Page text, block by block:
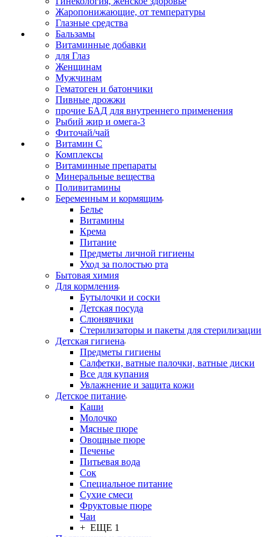
Жаропонижающие, от температуры
Глазные средства
Бальзамы
Витаминные добавки
для Глаз
Женщинам
Мужчинам
Гематоген и батончики
Пивные дрожжи
прочие БАД для внутреннего применения
Рыбий жир и омега-3
Фиточай/чай
Витамин С
Комплексы
Витаминные препараты
Минеральные вещества
Поливитамины
Беременным и кормящим
Белье
Витамины
Крема
Питание
Предметы личной гигиены
Уход за полостью рта
Бытовая химия
Для кормления
Бутылочки и соски
Детская посуда
Слюнявчики
Стерилизаторы и пакеты для стерилизации
Детская гигиена
Предметы гигиены
Салфетки, ватные палочки, ватные диски
Все для купания
Увлажнение и защита кожи
Детское питание
Каши
Молочко
Мясные пюре
Овощные пюре
Печенье
Питьевая вода
Сок
Специальное питание
Сухие смеси
Фруктовые пюре
Чаи
+ ЕЩЕ 1